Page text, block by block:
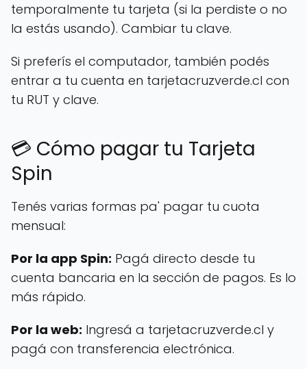
temporalmente tu tarjeta (si la perdiste o no
la estás usando). Cambiar tu clave.
Si preferís el computador, también podés
entrar a tu cuenta en tarjetacruzverde.cl con
tu RUT y clave.
💳 Cómo pagar tu Tarjeta
Spin
Tenés varias formas pa' pagar tu cuota
mensual:
Por la app Spin: Pagá directo desde tu
cuenta bancaria en la sección de pagos. Es lo
más rápido.
Por la web: Ingresá a tarjetacruzverde.cl y
pagá con transferencia electrónica.